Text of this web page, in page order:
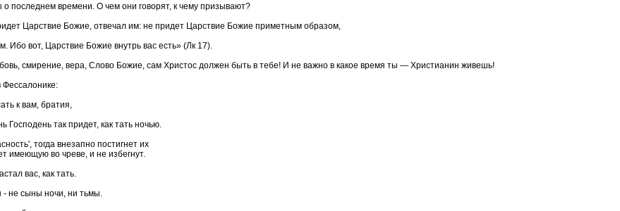
последнем времени. О чем они говорят, к чему призывают?
Царствие Божие, отвечал им: не придет Царствие Божие приметным образом,
Ибо вот, Царствие Божие внутрь вас есть» (Лк 17).
смирение, вера, Слово Божие, сам Христос должен быть в тебе! И не важно в какое время ты — Христианин живешь!
Фессалонике:
к вам, братия,
Господень так придет, как тать ночью.
тогда внезапно постигнет их
имеющую во чреве, и не избегнут.
вас, как тать.
не сыны ночи, ни тьмы.